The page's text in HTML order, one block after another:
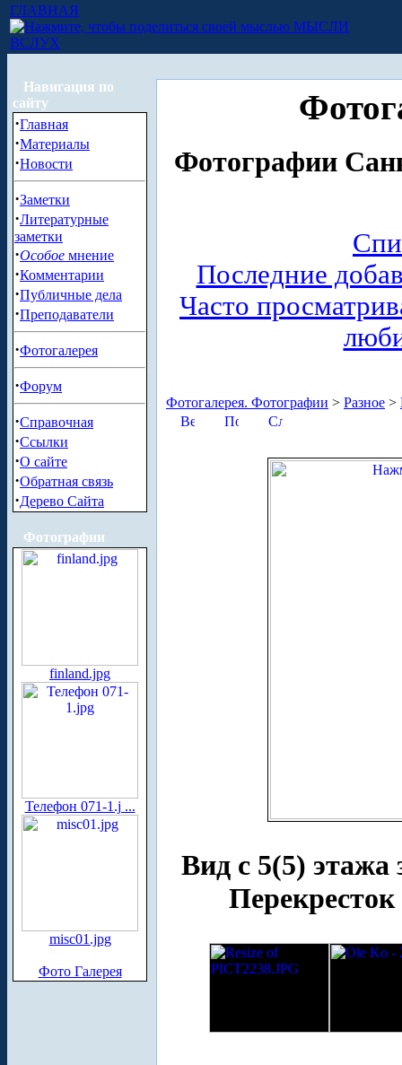
ГЛАВНАЯ
МЫСЛИ
ВСЛУХ
Навигация по
сайту
·Главная
·Материалы
·Новости
·Заметки
·Литературные
заметки
·Особое мнение
·Комментарии
·Публичные дела
·Преподаватели
·Фотогалерея
·Форум
·Справочная
·Ссылки
·О сайте
·Обратная связь
·Дерево Сайта
Фотографии
finland.jpg
Телефон 071-1.j ...
misc01.jpg
Фото Галерея
Фотографии
Последние
Часто
Фотогалерея. Фотографии > Разное >
Вид с 5(5) этажа